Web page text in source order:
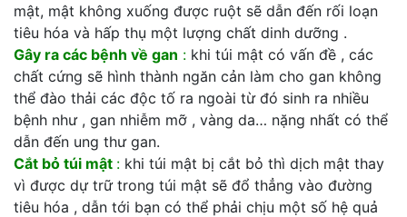
mật, mật không xuống được ruột sẽ dẫn đến rối loạn
tiêu hóa và hấp thụ một lượng chất dinh dưỡng .
Gây ra các bệnh về gan : khi túi mật có vấn đề , các
chất cứng sẽ hình thành ngăn cản làm cho gan không
thể đào thải các độc tố ra ngoài từ đó sinh ra nhiều
bệnh như , gan nhiễm mỡ , vàng da… nặng nhất có thể
dẫn đến ung thư gan.
Cắt bỏ túi mật : khi túi mật bị cắt bỏ thì dịch mật thay
vì được dự trữ trong túi mật sẽ đổ thẳng vào đường
tiêu hóa , dẫn tới bạn có thể phải chịu một số hệ quả